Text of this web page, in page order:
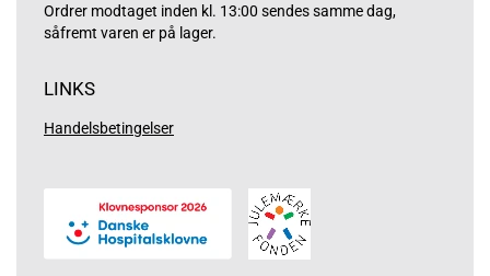
Ordrer modtaget inden kl. 13:00 sendes samme dag,
såfremt varen er på lager.
LINKS
Handelsbetingelser